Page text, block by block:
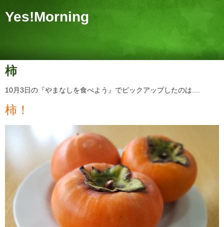
Yes!Morning
柿
10月3日の『やまなしを食べよう』でピックアップしたのは....
柿！